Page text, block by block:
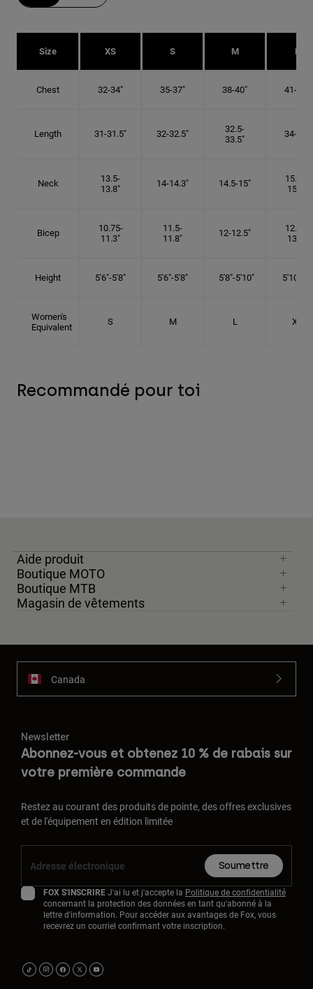
Size XS S M L
Chest 32-34" 35-37" 38-40" 41-43"
Length 31-31.5" 32-32.5"
32.5-
33.5"
34-35"
Neck
13.5-
13.8"
14-14.3" 14.5-15"
15.25-
15.5"
Bicep
10.75-
11.3"
11.5-
11.8"
12-12.5"
12.75-
13.3"
Height 5'6"-5'8" 5'6"-5'8" 5'8"-5'10" 5'10"- 6'
Women's
Equivalent
S M L XL
Recommandé pour toi
Aide produit
Boutique MOTO
Boutique MTB
Magasin de vêtements
Canada
Newsletter
Abonnez-vous et obtenez 10 % de rabais sur
votre première commande
Restez au courant des produits de pointe, des offres exclusives
et de l'équipement en édition limitée
Soumettre
FOX S'INSCRIREJ'ai lu et j'accepte la Politique de confidentialité
concernant la protection des données en tant qu'abonné à la
lettre d'information. Pour accéder aux avantages de Fox, vous
recevrez un courriel confirmant votre inscription.